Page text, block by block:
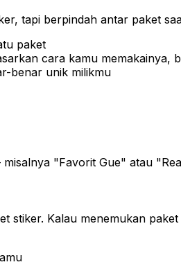
tapi berpindah antar paket
paket
cara kamu memakainya,
benar unik milikmu
"Favorit Gue" atau
stiker. Kalau menemukan